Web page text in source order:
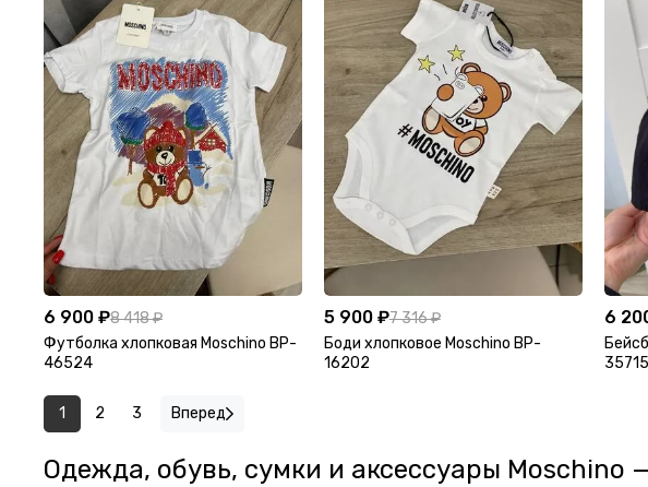
6 900 ₽8 418 ₽
Футболка хлопковая Moschino BP-
46524
5 900 ₽7 316 ₽
Боди хлопковое Moschino BP-
16202
6
35715
1 2 3 Вперед
Одежда, обувь, сумки и аксессуары Moschino